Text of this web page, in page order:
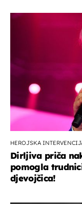
HEROJSKA
Dirljiva priča
pomogla
djevojčica!